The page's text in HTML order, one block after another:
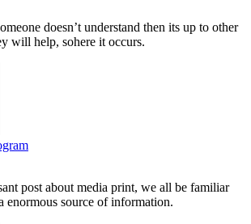
doesn’t understand then its up to other
will help, sohere it occurs.
post about media print, we all be familiar
enormous source of information.